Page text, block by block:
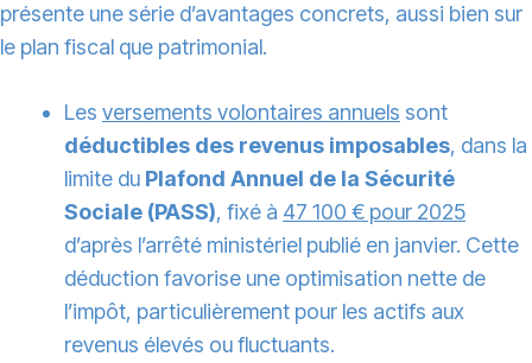
présente une série d’avantages concrets, aussi bien sur
le plan fiscal que patrimonial.
Les versements volontaires annuels sont
déductibles des revenus imposables, dans la
limite du Plafond Annuel de la Sécurité
Sociale (PASS), fixé à 47 100 € pour 2025
d’après l’arrêté ministériel publié en janvier. Cette
déduction favorise une optimisation nette de
l’impôt, particulièrement pour les actifs aux
revenus élevés ou fluctuants.